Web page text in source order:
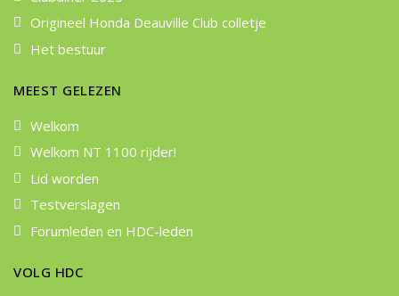
Origineel Honda Deauville Club colletje
Het bestuur
MEEST GELEZEN
Welkom
Welkom NT 1100 rijder!
Lid worden
Testverslagen
Forumleden en HDC-leden
VOLG HDC